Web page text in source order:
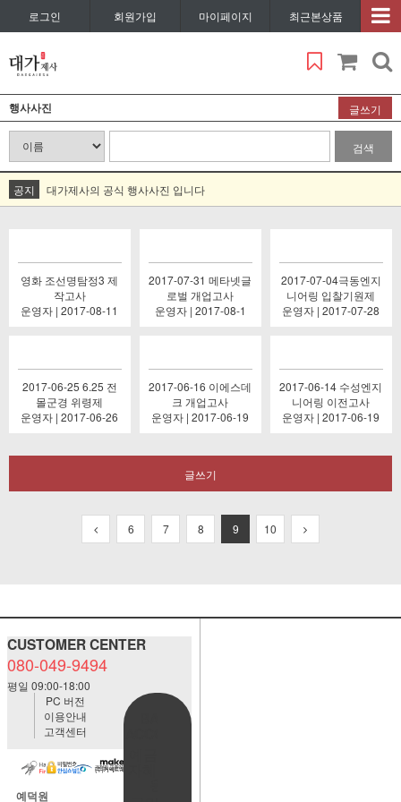
로그인 회원가입 마이페이지 최근본상품
행사사진 글쓰기
검색
공지 대가제사의 공식 행사사진 입니다
영화 조선명탐정3 제
작고사
운영자 | 2017-08-11
2017-07-31 메타넷글
로벌 개업고사
운영자 | 2017-08-1
2017-07-04극동엔지
니어링 입찰기원제
운영자 | 2017-07-28
2017-06-25 6.25 전
몰군경 위령제
운영자 | 2017-06-26
2017-06-16 이에스데
크 개업고사
운영자 | 2017-06-19
2017-06-14 수성엔지
니어링 이전고사
운영자 | 2017-06-19
글쓰기
6 7 8 9 10
CUSTOMER CENTER
080-049-9494
평일 09:00-18:00
PC 버전
이용안내
고객센터
예덕원